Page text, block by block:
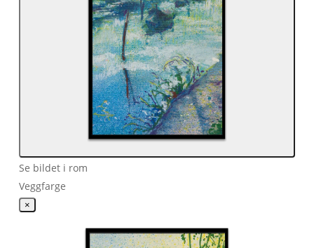
Se bildet i rom
Veggfarge
×